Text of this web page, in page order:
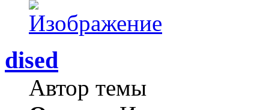
dised
Автор темы